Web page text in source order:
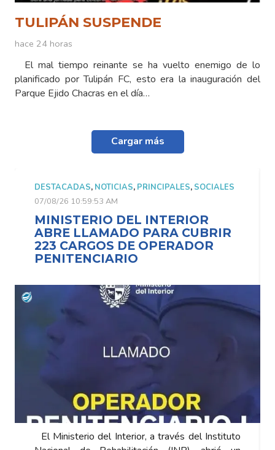
TULIPÁN SUSPENDE
hace 24 horas
El mal tiempo reinante se ha vuelto enemigo de lo
planificado por Tulipán FC, esto era la inauguración del
Parque Ejido Chacras en el día…
Cargar más
,NOTICIAS,PRINCIPALES,SOCIALES
08/26 10:59:53 AM
DEL INTERIOR
LLAMADO PARA CUBRIR
CARGOS DE OPERADOR
Ministerio del Interior, a través del Instituto